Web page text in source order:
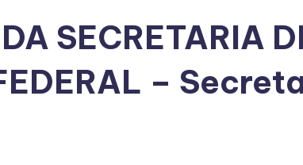
SECRETARIA
–